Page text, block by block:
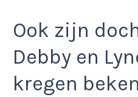
Ook zijn
Debby en
kregen